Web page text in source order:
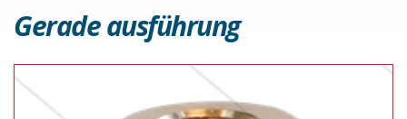
Gerade ausführung